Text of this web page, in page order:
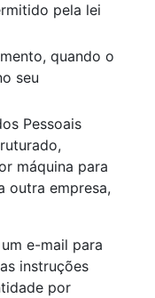
pela lei
quando o
seu
Pessoais
máquina para
outra empresa,
e-mail para
instruções
por